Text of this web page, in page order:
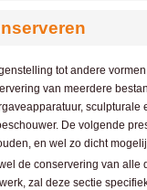
tot andere
van meerdere
sculpturale
De volgende
en wel zo dicht
de conservering van alle
zal deze sectie